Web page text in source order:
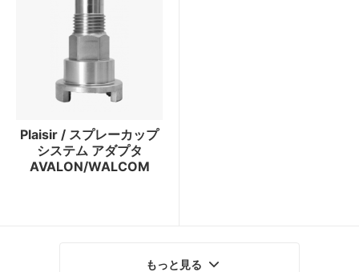
Plaisir / スプレーカップ
システム アダプタ
AVALON/WALCOM
もっと見る